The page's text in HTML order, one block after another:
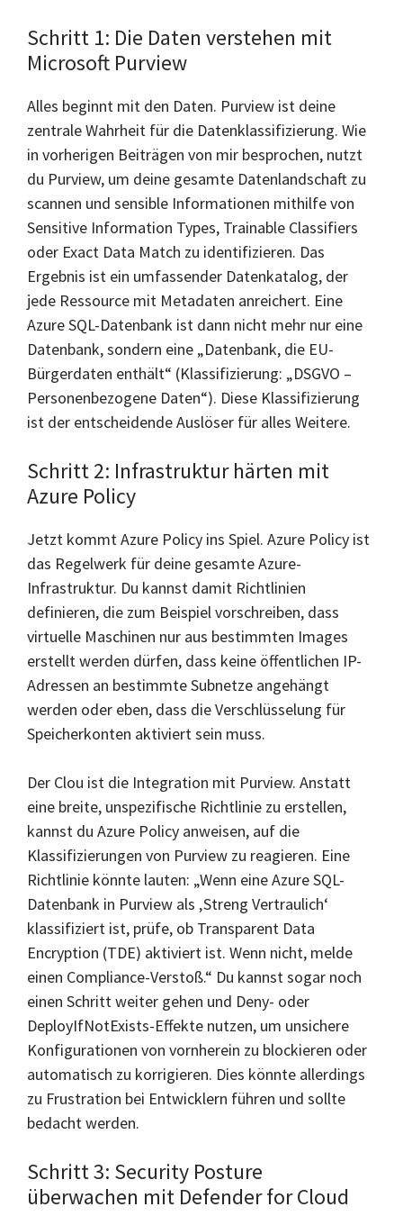
Schritt 1: Die Daten verstehen mit
Microsoft Purview
Alles beginnt mit den Daten. Purview ist deine
zentrale Wahrheit für die Datenklassifizierung. Wie
in vorherigen Beiträgen von mir besprochen, nutzt
du Purview, um deine gesamte Datenlandschaft zu
scannen und sensible Informationen mithilfe von
Sensitive Information Types, Trainable Classifiers
oder Exact Data Match zu identifizieren. Das
Ergebnis ist ein umfassender Datenkatalog, der
jede Ressource mit Metadaten anreichert. Eine
Azure SQL-Datenbank ist dann nicht mehr nur eine
Datenbank, sondern eine „Datenbank, die EU-
Bürgerdaten enthält“ (Klassifizierung: „DSGVO –
Personenbezogene Daten“). Diese Klassifizierung
ist der entscheidende Auslöser für alles Weitere.
Schritt 2: Infrastruktur härten mit
Azure Policy
Jetzt kommt Azure Policy ins Spiel. Azure Policy ist
das Regelwerk für deine gesamte Azure-
Infrastruktur. Du kannst damit Richtlinien
definieren, die zum Beispiel vorschreiben, dass
virtuelle Maschinen nur aus bestimmten Images
erstellt werden dürfen, dass keine öffentlichen IP-
Adressen an bestimmte Subnetze angehängt
werden oder eben, dass die Verschlüsselung für
Speicherkonten aktiviert sein muss.
Der Clou ist die Integration mit Purview. Anstatt
eine breite, unspezifische Richtlinie zu erstellen,
kannst du Azure Policy anweisen, auf die
Klassifizierungen von Purview zu reagieren. Eine
Richtlinie könnte lauten: „Wenn eine Azure SQL-
Datenbank in Purview als ‚Streng Vertraulich‘
klassifiziert ist, prüfe, ob Transparent Data
Encryption (TDE) aktiviert ist. Wenn nicht, melde
einen Compliance-Verstoß.“ Du kannst sogar noch
einen Schritt weiter gehen und Deny- oder
DeployIfNotExists-Effekte nutzen, um unsichere
Konfigurationen von vornherein zu blockieren oder
automatisch zu korrigieren. Dies könnte allerdings
zu Frustration bei Entwicklern führen und sollte
bedacht werden.
Schritt 3: Security Posture
überwachen mit Defender for Cloud